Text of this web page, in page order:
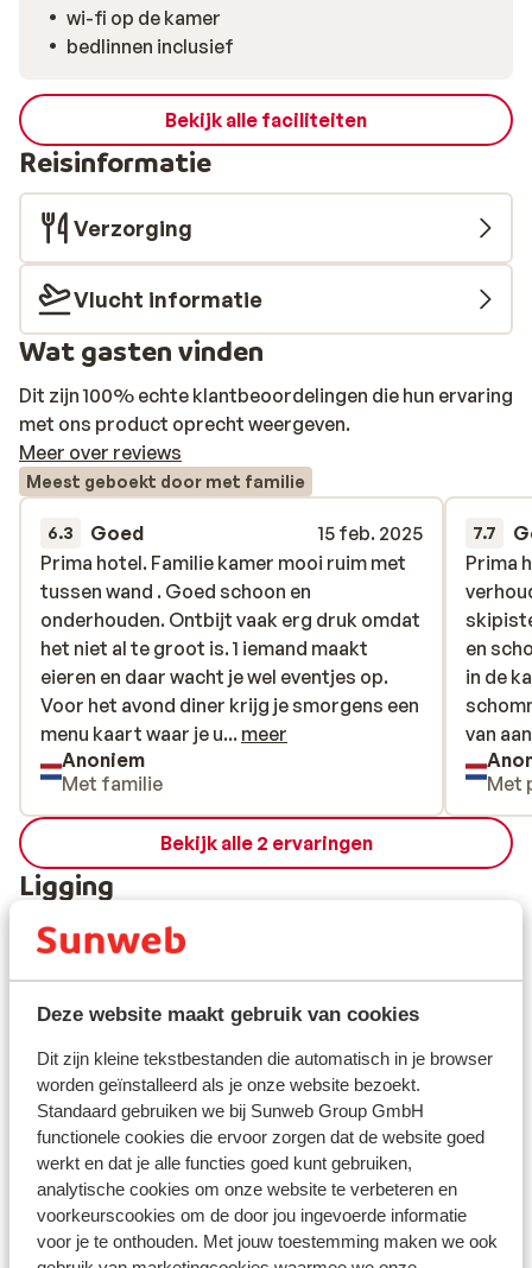
Deze website maakt gebruik van cookies
Dit zijn kleine tekstbestanden die automatisch in je browser
worden geïnstalleerd als je onze website bezoekt.
Standaard gebruiken we bij Sunweb Group GmbH
functionele cookies die ervoor zorgen dat de website goed
werkt en dat je alle functies goed kunt gebruiken,
analytische cookies om onze website te verbeteren en
voorkeurscookies om de door jou ingevoerde informatie
voor je te onthouden. Met jouw toestemming maken we ook
wi-fi op de kamer
bedlinnen inclusief
Bekijk alle faciliteiten
Reisinformatie
Verzorging
Vlucht informatie
Wat gasten vinden
Dit zijn 100% echte klantbeoordelingen die hun ervaring
met ons product oprecht weergeven.
Meer over reviews
Meest geboekt door met familie
6.3 Goed
15 feb. 2025
Prima hotel. Familie kamer mooi ruim met
tussen wand . Goed schoon en
onderhouden. Ontbijt vaak erg druk omdat
het niet al te groot is. 1 iemand maakt
eieren en daar wacht je wel eventjes op.
Voor het avond diner krijg je smorgens een
menu kaart waar je uit 3opties kan kiezen.
Prima eten. Weinig vegetarische opties.
Menukaart alleen in het Duits, dus dat was
iedere ochtend Google translate erbij
pakken haha. Ligging 17 min met de auto
naar Kaprun. Goede
parkeermogelijkheden voor de deur.
Prima hotel. Familie kamer mooi ruim met
tussen wand . Goed schoon en
onderhouden. Ontbijt vaak erg druk omdat
het niet al te groot is. 1 iemand maakt
eieren en daar wacht je wel eventjes op.
Voor het avond diner krijg je smorgens een
menu kaart waar je u... meer
Anoniem
Met familie
7.7
Prima
en
in de
van
en
Prima
en
in de
van
Met
Bekijk alle 2 ervaringen
Ligging
Bekijk op kaart
Afstanden
Afstand tot skipiste schmittenhöhe circa 10,5
kilometer
Skibushalte direct naast het hotel